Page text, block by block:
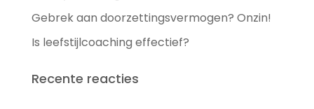
Gebrek aan doorzettingsvermogen? Onzin!
Is leefstijlcoaching effectief?
Recente reacties